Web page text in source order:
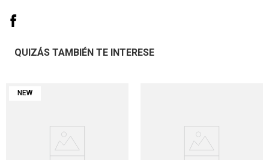
QUIZÁS TAMBIÉN TE INTERESE
NEW